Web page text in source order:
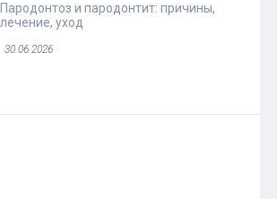
Пародонтоз и пародонтит: причины,
лечение, уход
30.06.2026